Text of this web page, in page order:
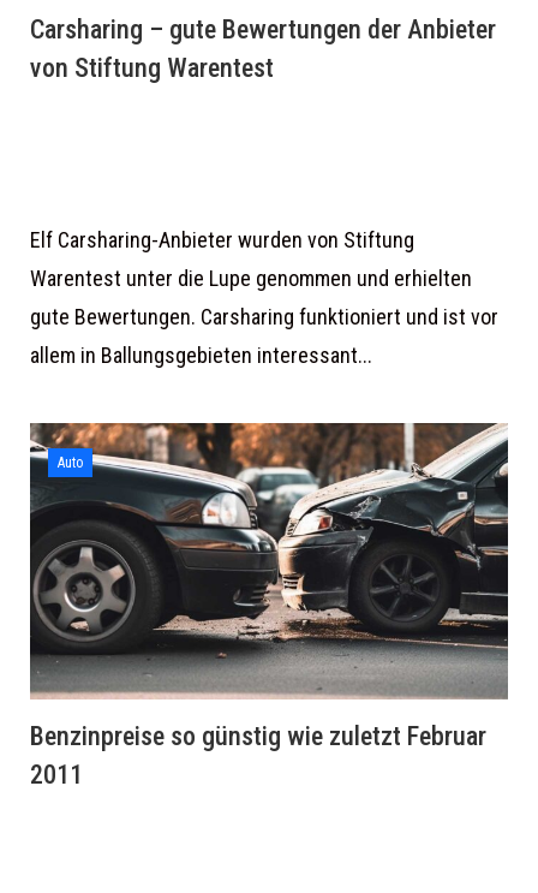
Carsharing – gute Bewertungen der Anbieter
von Stiftung Warentest
Elf Carsharing-Anbieter wurden von Stiftung
Warentest unter die Lupe genommen und erhielten
gute Bewertungen. Carsharing funktioniert und ist vor
allem in Ballungsgebieten interessant...
Auto
Benzinpreise so günstig wie zuletzt Februar
2011